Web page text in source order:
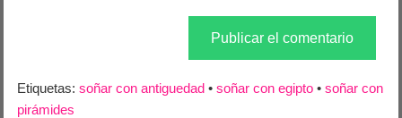
Etiquetas:soñar con antiguedad •soñar con egipto •soñar con
pirámides